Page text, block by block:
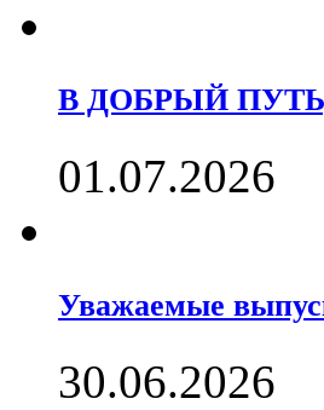
В ДОБРЫЙ
01.07.2026
Уважаемые
30.06.2026